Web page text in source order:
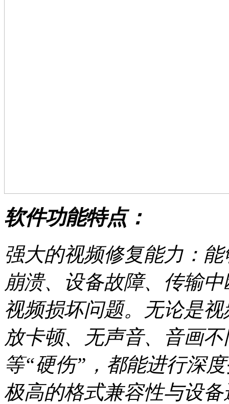
软件功能特点：
强大的视频修复能力：
崩溃、设备故障、传输
视频损坏问题。无论是
放卡顿、无声音、音画
等“硬伤”，都能进行深
极高的格式兼容性与设